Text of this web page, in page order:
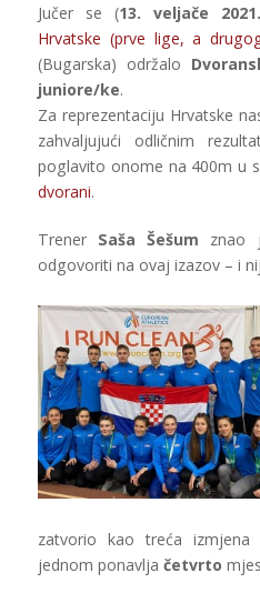
Jučer se (13. veljače
Hrvatske (prve lige, a
(Bugarska) održalo
juniore/ke.
Za reprezentaciju Hrvatske
zahvaljujući odličnim
poglavito onome na 400m u
dvorani.
Trener Saša Šešum znao
odgovoriti na ovaj izazov – i
zatvorio kao treća izmjena
jednom ponavlja četvrto